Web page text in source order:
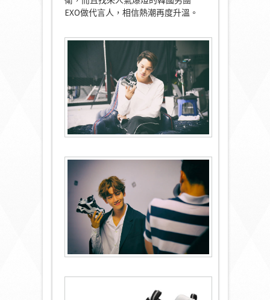
EXO做代言人，相信熱潮再度升溫。